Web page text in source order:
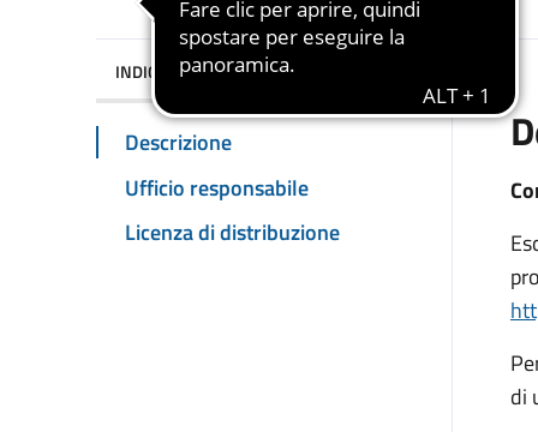
INDICE DELLA PAGINA
Descrizione
Ufficio responsabile
Licenza di distribuzione
di